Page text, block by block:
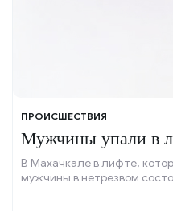
ПРОИСШЕСТВИЯ
Мужчины упали в
В Махачкале в лифте,
мужчины в нетрезвом